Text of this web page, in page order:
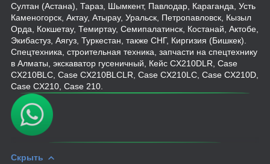
Султан (Астана), Тараз, Шымкент, Павлодар, Караганда, Усть
Каменогорск, Актау, Атырау, Уральск, Петропавловск, Кызыл
Орда, Кокшетау, Темиртау, Семипалатинск, Костанай, Актобе,
Экибастуз, Аягуз, Туркестан, также СНГ, Киргизия (Бишкек).
Спецтехника, строительная техника, запчасти на спецтехнику
в Алматы, экскаватор гусеничный, Кейс CX210DLR, Case
CX210BLC, Case CX210BLCLR, Case CX210LC, Case CX210D,
Case CX210, Case 210.
Скрыть